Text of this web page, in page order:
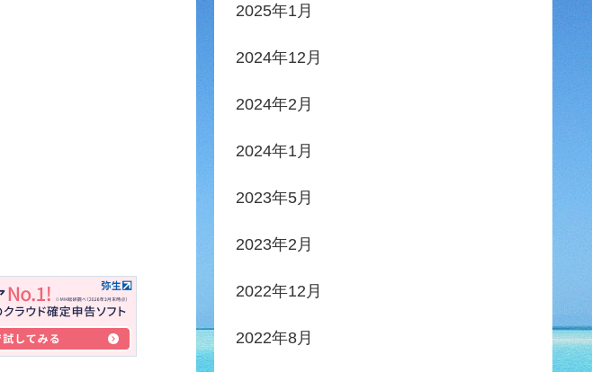
2025年1月
2024年12月
2024年2月
2024年1月
2023年5月
2023年2月
2022年12月
2022年8月